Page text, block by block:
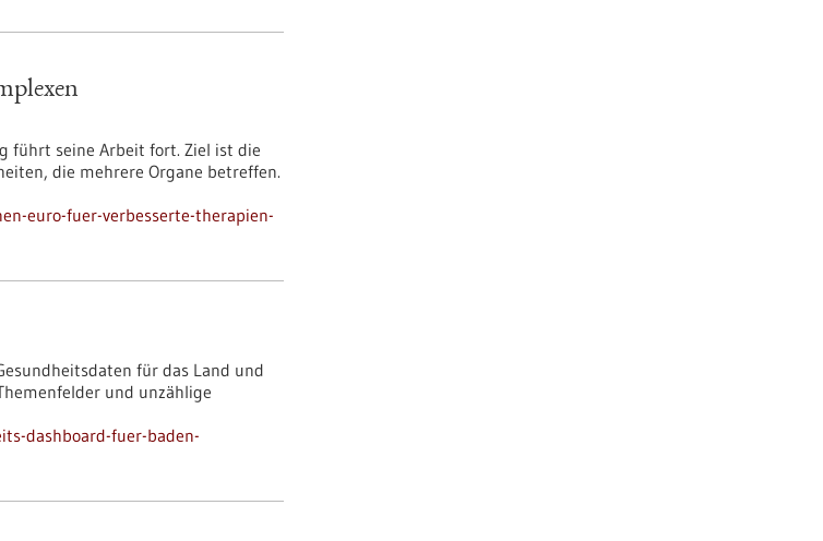
führt seine Arbeit fort. Ziel ist die
die mehrere Organe betreffen.
euro-fuer-verbesserte-therapien-
für das Land und
und unzählige
dashboard-fuer-baden-